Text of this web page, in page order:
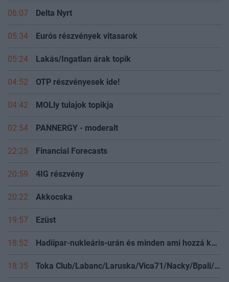
06:07 Delta Nyrt
05:34 Eurós részvények vitasarok
05:24 Lakás/Ingatlan árak topik
04:52 OTP részvényesek ide!
04:42 MOLly tulajok topikja
02:54 PANNERGY - moderalt
22:25 Financial Forecasts
20:59 4IG részvény
20:22 Akkocska
19:57 Ezüst
18:52 Hadiipar-nukleáris-urán és minden ami hozzá kapcsolódik
18:35 Toka Club/Labanc/Laruska/Vica71/Nacky/Bpali/Oldrider/Josefernando/Mcbull/Kawaszabi